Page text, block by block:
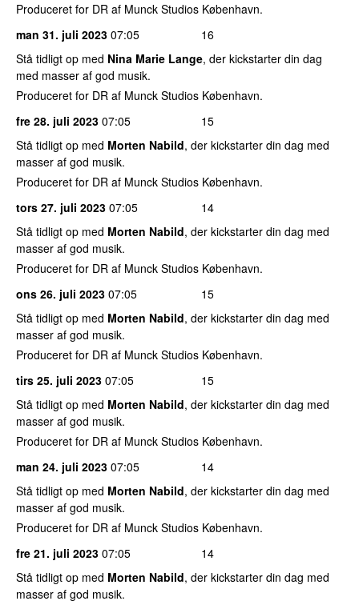
Produceret for DR af Munck Studios København.
man 31. juli 2023 07:05
16
Stå tidligt op med Nina Marie Lange, der kickstarter din dag
med masser af god musik.
Produceret for DR af Munck Studios København.
fre 28. juli 2023 07:05
15
Stå tidligt op med Morten Nabild, der kickstarter din dag med
masser af god musik.
Produceret for DR af Munck Studios København.
tors 27. juli 2023 07:05
14
Stå tidligt op med Morten Nabild, der kickstarter din dag med
masser af god musik.
Produceret for DR af Munck Studios København.
ons 26. juli 2023 07:05
15
Stå tidligt op med Morten Nabild, der kickstarter din dag med
masser af god musik.
Produceret for DR af Munck Studios København.
tirs 25. juli 2023 07:05
15
Stå tidligt op med Morten Nabild, der kickstarter din dag med
masser af god musik.
Produceret for DR af Munck Studios København.
man 24. juli 2023 07:05
14
Stå tidligt op med Morten Nabild, der kickstarter din dag med
masser af god musik.
Produceret for DR af Munck Studios København.
fre 21. juli 2023 07:05
14
Stå tidligt op med Morten Nabild, der kickstarter din dag med
masser af god musik.